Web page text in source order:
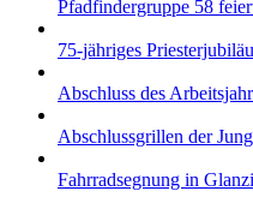
Pfadfindergruppe 58
75-jähriges
Abschluss des
Abschlussgrillen der
Fahrradsegnung in